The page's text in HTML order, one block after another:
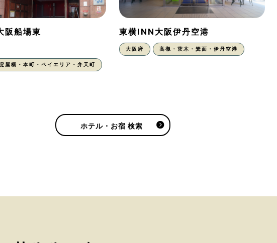
阪船場東
屋橋・本町・ベイエリア・弁天町
東横INN大阪伊丹空港
大阪府 高槻・茨木・箕面・伊丹空港
ホテル・お宿 検索